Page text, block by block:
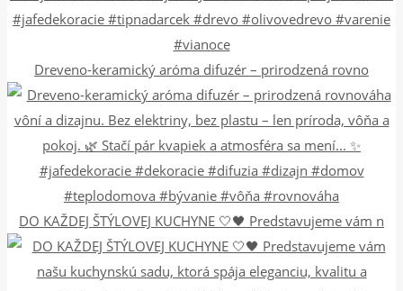
Dreveno-keramický aróma difuzér – prirodzená rovno
DO KAŽDEJ ŠTÝLOVEJ KUCHYNE 🤍🖤 Predstavujeme vám n